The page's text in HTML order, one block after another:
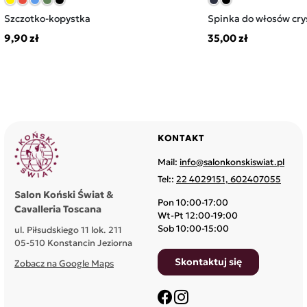
z resztek słomy i siana, by zapobiec rozpięciu w nocy i
groźnemu zaplątaniu się nogi konia w ochraniacz.
Ocieplacze zdejmujemy zawsze rano, chyba że jest inne
powietrzu. Regularnie odkażamy.
Każdy koń powinien mieć własne ochraniacze, by uniknąć
przenoszenia chorób skóry z konia na konia (szczególnie
niebezpiecznej grudy).
Szczotko-kopystka
9,90 zł
Spinka do włosów
35,00 zł
Salon Koński Świat &
Cavalleria Toscana
ul. Piłsudskiego 11 lok. 211
05-510 Konstancin Jeziorna
Zobacz na Google Maps
KONTAKT
Mail: info@salonkonskiswiat.pl
Tel:: 22 4029151, 602407055
Pon 10:00-17:00
Wt-Pt 12:00-19:00
Sob 10:00-15:00
Skontaktuj się